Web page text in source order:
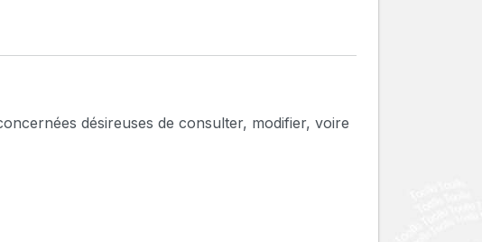
désireuses de consulter, modifier, voire